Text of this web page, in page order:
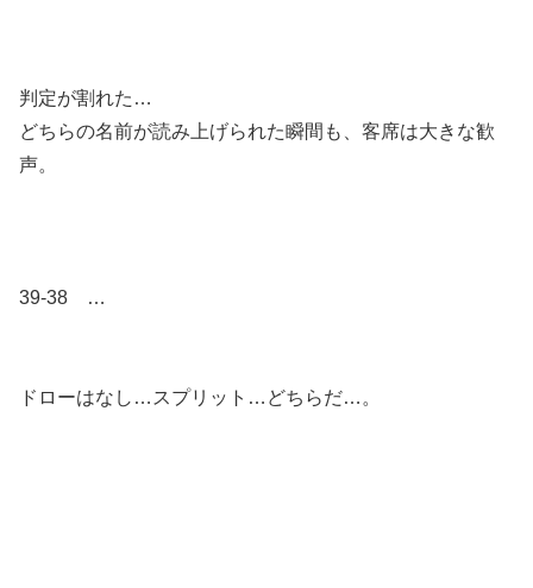
判定が割れた…
どちらの名前が読み上げられた瞬間も、客席は大きな歓
声。
39-38 …
ドローはなし…スプリット…どちらだ…。